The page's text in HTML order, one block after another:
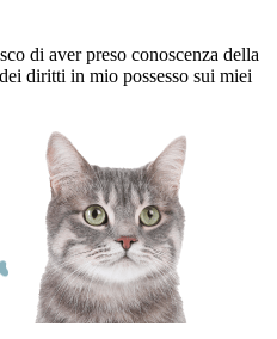
di aver preso conoscenza della
diritti in mio possesso sui miei